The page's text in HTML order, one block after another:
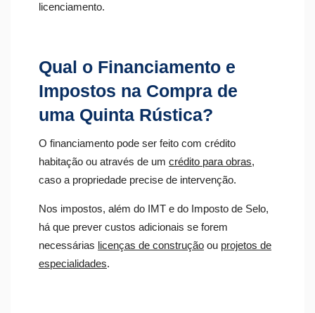
licenciamento.
Qual o Financiamento e
Impostos na Compra de
uma Quinta Rústica?
O financiamento pode ser feito com crédito
habitação ou através de um crédito para obras,
caso a propriedade precise de intervenção.
Nos impostos, além do IMT e do Imposto de Selo,
há que prever custos adicionais se forem
necessárias licenças de construção ou projetos de
especialidades.